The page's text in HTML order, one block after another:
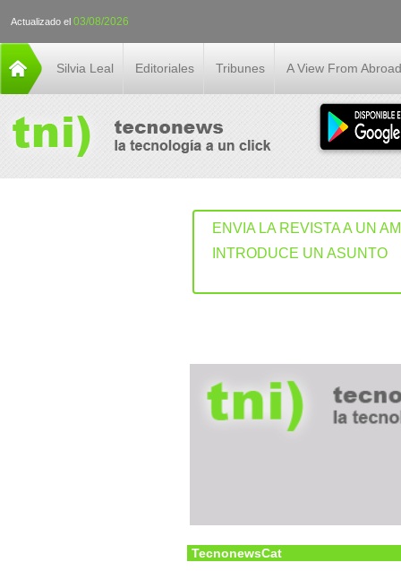
Actualizado el 03/08/2026
Silvia Leal Editoriales Tribunes A View From Abroad
ENVIA LA REVISTA A UN
INTRODUCE UN ASUNTO
TecnonewsCat